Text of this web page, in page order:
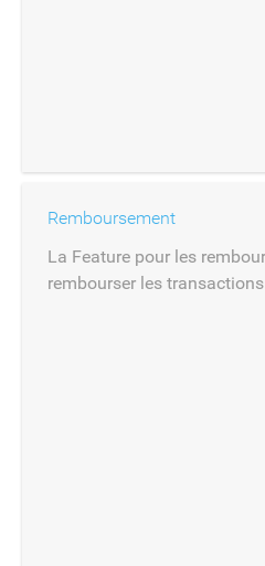
Remboursement
La Feature pour les
rembourser les